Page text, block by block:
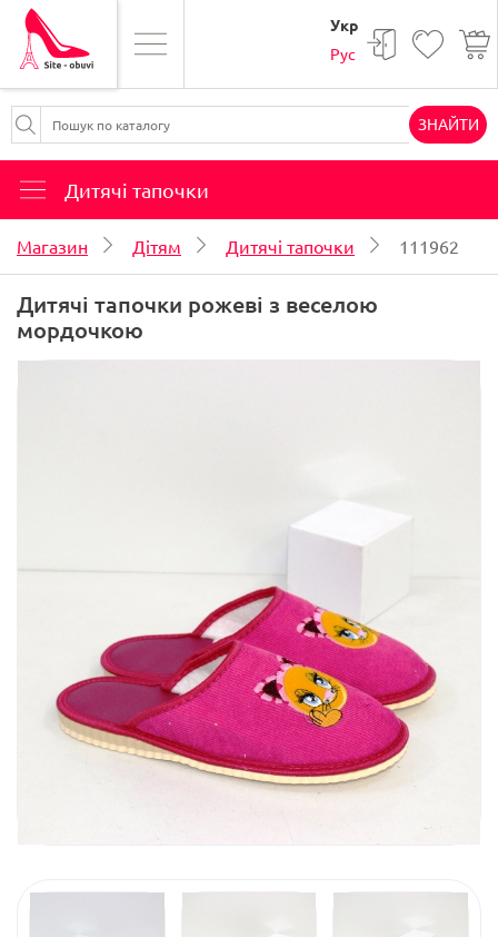
Укр
Рус
ЗНАЙТИ
Дитячі тапочки
Магазин Дітям Дитячі тапочки 111962
Дитячі тапочки рожеві з веселою
мордочкою